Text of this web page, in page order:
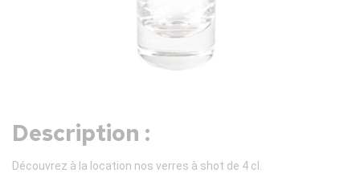
Description :
Découvrez à la location nos verres à shot de 4 cl.